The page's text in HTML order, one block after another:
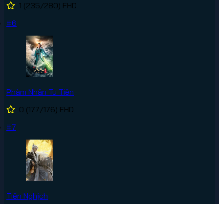
1 (235/280) FHD
#6
Phàm Nhân Tu Tiên
0 (177/176) FHD
#7
Tiên Nghịch